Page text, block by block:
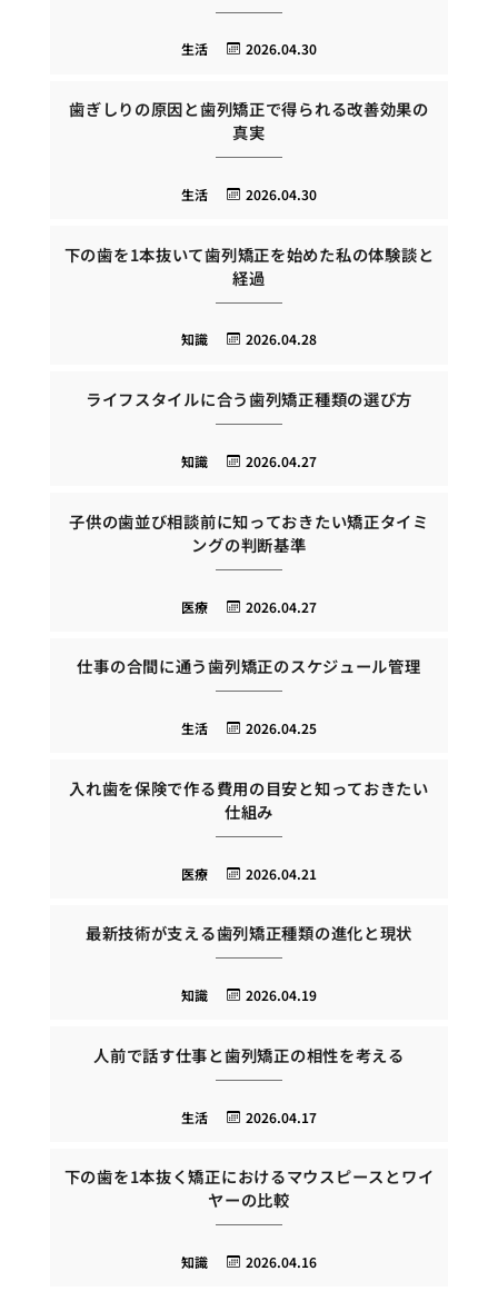
2026.04.30
生活
歯ぎしりの原因と歯列矯正で得られる改善効果の
真実
2026.04.30
生活
下の歯を1本抜いて歯列矯正を始めた私の体験談と
経過
2026.04.28
知識
ライフスタイルに合う歯列矯正種類の選び方
2026.04.27
知識
子供の歯並び相談前に知っておきたい矯正タイミ
ングの判断基準
2026.04.27
医療
仕事の合間に通う歯列矯正のスケジュール管理
2026.04.25
生活
入れ歯を保険で作る費用の目安と知っておきたい
仕組み
2026.04.21
医療
最新技術が支える歯列矯正種類の進化と現状
2026.04.19
知識
人前で話す仕事と歯列矯正の相性を考える
2026.04.17
生活
下の歯を1本抜く矯正におけるマウスピースとワイ
ヤーの比較
2026.04.16
知識